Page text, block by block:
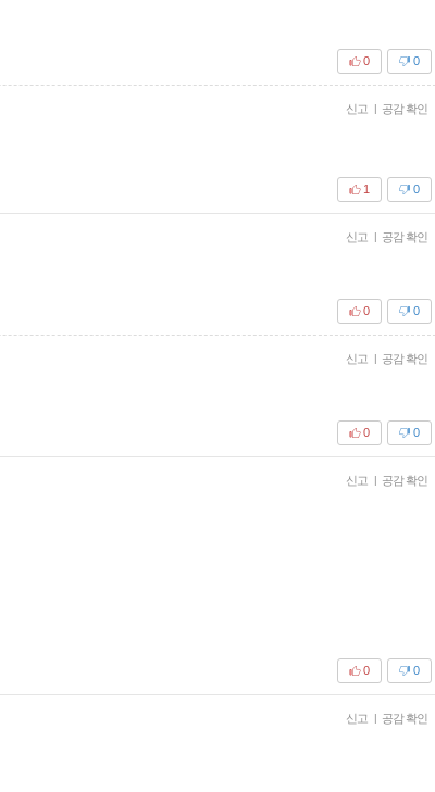
0
0
신고 | 공감 확인
0
1
신고 | 공감 확인
0
0
신고 | 공감 확인
0
0
신고 | 공감 확인
0
0
신고 | 공감 확인